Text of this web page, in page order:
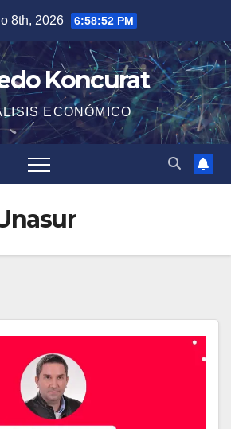
8th, 2026 6:58:52 PM
Koncurat
ECONÓMICO